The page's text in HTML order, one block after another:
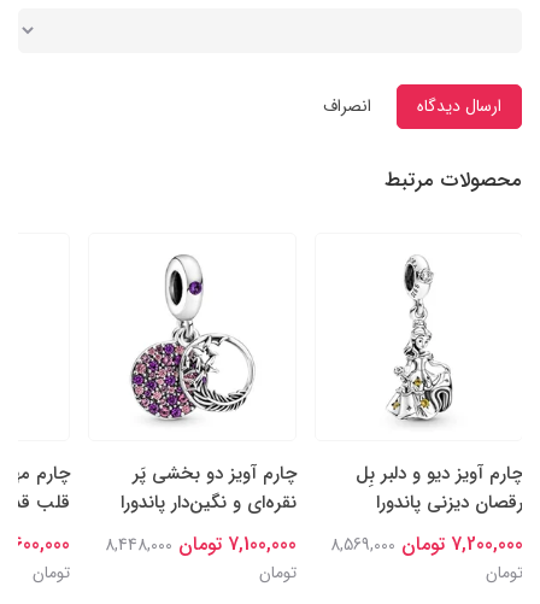
ارسال دیدگاه انصراف
محصولات مرتبط
چارم آویز دیو و دلبر بِل
رقصان دیزنی پاندورا
7,200,000 تومان
8,569,000
تومان
چارم آویز دو بخشی پَر
نقره‌ای و نگین‌‌دار پاندورا
7,100,000 تومان
8,448,000
تومان
چارم
قلب
6,600,000
تومان